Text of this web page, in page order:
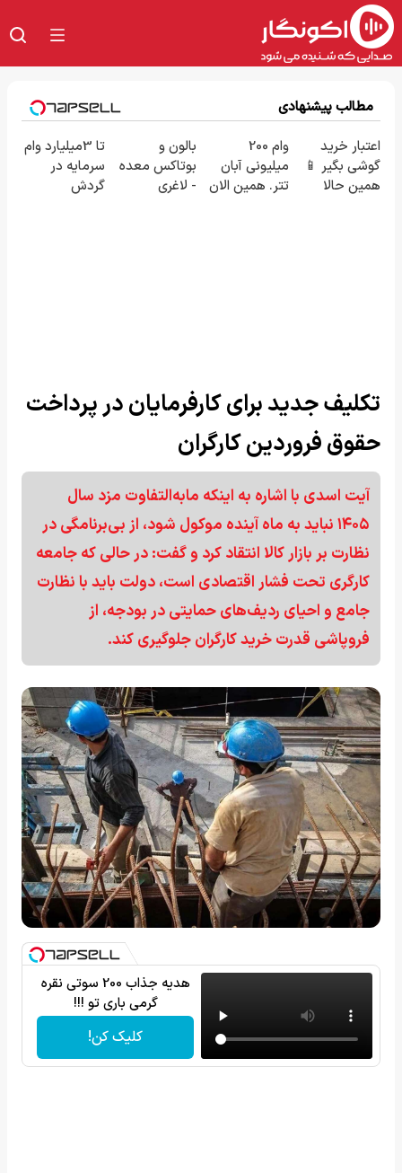
مطالب پیشنهادی
اعتبار خرید
گوشی بگیر 📱
همین حالا
وام 200
میلیونی آبان
تتر. همین الان
بالون و
بوتاکس معده
- لاغری
تا 3میلیارد وام
سرمایه در
گردش
تکلیف جدید برای کارفرمایان در پرداخت
حقوق فروردین کارگران
آیت اسدی با اشاره به اینکه مابه‌التفاوت مزد سال
۱۴۰۵ نباید به ماه آینده موکول شود، از بی‌برنامگی در
نظارت بر بازار کالا انتقاد کرد و گفت: در حالی که جامعه
کارگری تحت فشار اقتصادی است، دولت باید با نظارت
جامع و احیای ردیف‌های حمایتی در بودجه، از
فروپاشی قدرت خرید کارگران جلوگیری کند.
هدیه جذاب 200 سوتی نقره
گرمی باری تو !!!
کلیک کن!